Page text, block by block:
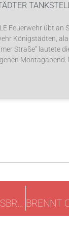
Feuerwehr übt an
Königstädten,
Straße” lautete
Montagabend.
ENTSTEHUNGSBRAND AN ABFAHRT